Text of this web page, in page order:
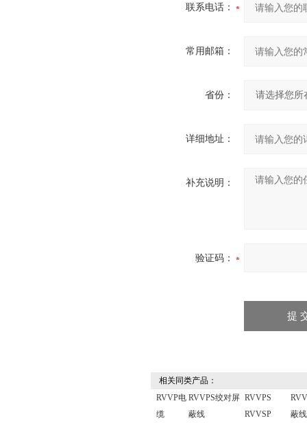
联系电话：
常用邮箱：
省份：
详细地址：
补充说明：
验证码：
相关同类产品：
RVVP电
缆
RVVPS绞对屏
蔽线
RVVPS
RVVSP
蔽线